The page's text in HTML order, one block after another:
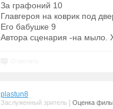
За графоний 10
Главгероя на коврик под
Его бабушке 9
Автора сценария -на мыло.
plastun8
Заслуженный зритель Оценка